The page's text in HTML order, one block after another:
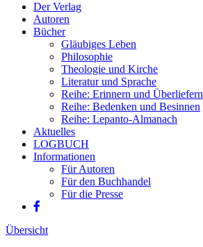
Der Verlag
Autoren
Bücher
Gläubiges Leben
Philosophie
Theologie und Kirche
Literatur und Sprache
Reihe: Erinnern und Überliefern
Reihe: Bedenken und Besinnen
Reihe: Lepanto-Almanach
Aktuelles
LOGBUCH
Informationen
Für Autoren
Für den Buchhandel
Für die Presse
Übersicht